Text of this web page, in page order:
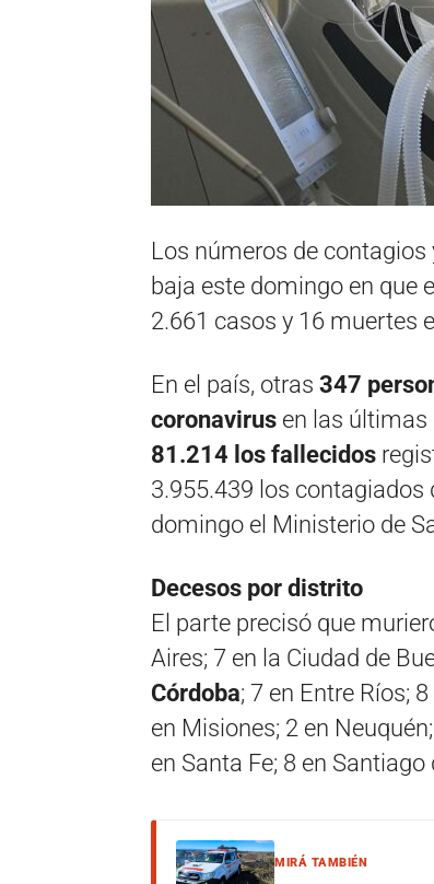
Los números de
baja este domingo en que
2.661 casos y 16 muertes
En el país, otras 347
coronavirus en las últimas
81.214 los fallecidos
3.955.439 los contagiados
domingo el Ministerio de
Decesos por distrito
El parte precisó que
Aires; 7 en la Ciudad de
Córdoba; 7 en Entre Ríos;
en Misiones; 2 en
en Santa Fe; 8 en
MIRÁ TAMBIÉN